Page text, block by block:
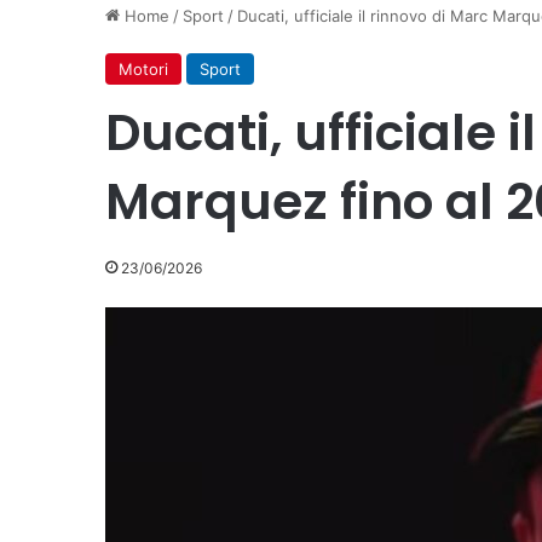
Home / Sport / Ducati, ufficiale il rinnovo di Marc
Motori Sport
Ducati, ufficiale
Marquez fino al
23/06/2026